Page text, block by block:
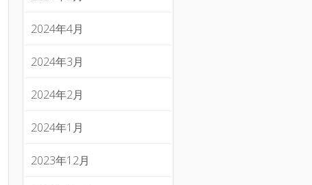
2024年4月
2024年3月
2024年2月
2024年1月
2023年12月